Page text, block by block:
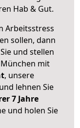
Hab & Gut.
Arbeitsstress
sollen, dann
und stellen
mit
, unsere
lehnen Sie
7 Jahre
und holen Sie